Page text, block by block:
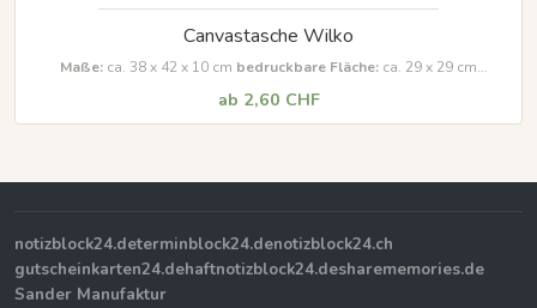
Canvastasche Wilko
Maße: ca. 38 x 42 x 10 cm bedruckbare Fläche: ca. 29 x 29 cm
ab 2,60 CHF
notizblock24.determinblock24.denotizblock24.ch
gutscheinkarten24.dehaftnotizblock24.desharememories.de
Sander Manufaktur